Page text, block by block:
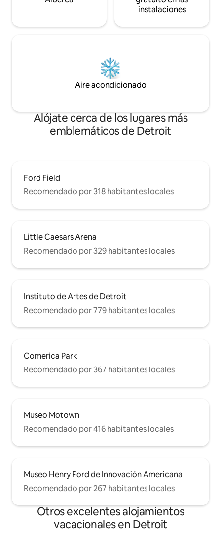
instalaciones
Aire acondicionado
Alójate cerca de los lugares más
emblemáticos de Detroit
Ford Field
Recomendado por 318 habitantes locales
Little Caesars Arena
Recomendado por 329 habitantes locales
Instituto de Artes de Detroit
Recomendado por 779 habitantes locales
Comerica Park
Recomendado por 367 habitantes locales
Museo Motown
Recomendado por 416 habitantes locales
Museo Henry Ford de Innovación Americana
Recomendado por 267 habitantes locales
Otros excelentes alojamientos
vacacionales en Detroit